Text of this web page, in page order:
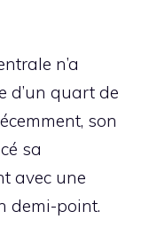
n’a
d’un quart de
son
sa
avec une
demi-point.